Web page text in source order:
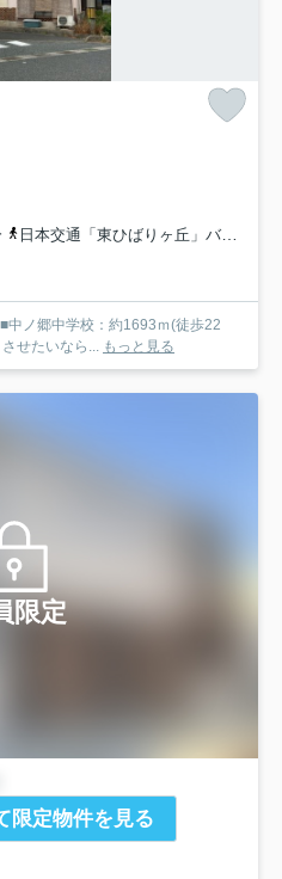
日本交通「東ひばりヶ丘」バス停下車 徒歩1分
中ノ郷中学校：約1693ｍ(徒歩22
せたいなら... もっと見る
限定
限定物件を見る